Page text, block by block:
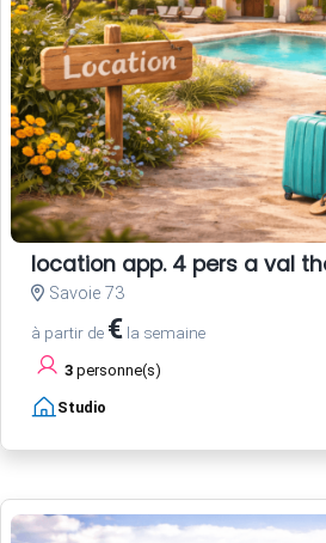
location app. 4 pers a val
Savoie 73
à partir de € la semaine
3 personne(s)
Studio